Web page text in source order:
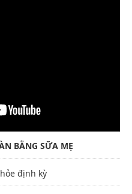
BẰNG SỮA MẸ
định kỳ